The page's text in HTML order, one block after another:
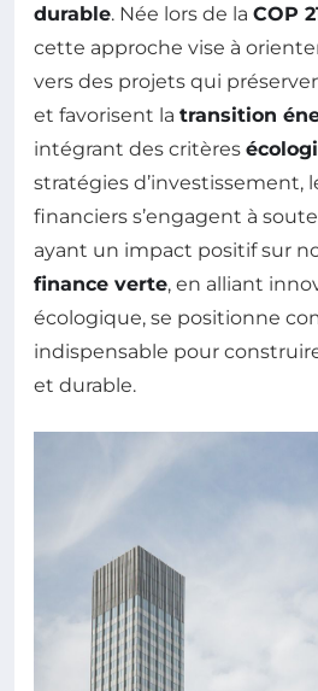
durable. Née lors de la COP
cette approche vise à
vers des projets qui
et favorisent la transition
intégrant des critères
stratégies d’investissement,
financiers s’engagent à
ayant un impact positif sur
finance verte, en alliant
écologique, se positionne
indispensable pour
et durable.